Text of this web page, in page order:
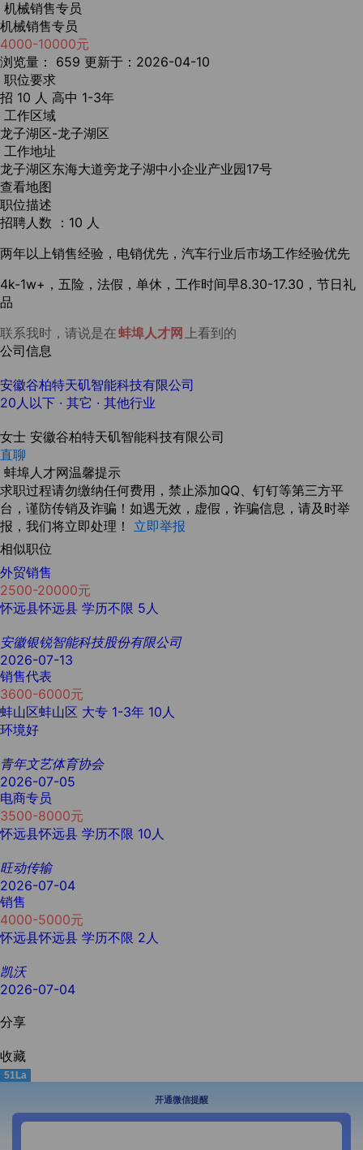
机械销售专员
机械销售专员
4000-10000元
浏览量： 659 更新于：2026-04-10
职位要求
招 10 人 高中 1-3年
工作区域
龙子湖区-龙子湖区
工作地址
龙子湖区东海大道旁龙子湖中小企业产业园17号
查看地图
职位描述
招聘人数 ：10 人
两年以上销售经验，电销优先，汽车行业后市场工作经验优先
4k-1w+，五险，法假，单休，工作时间早8.30-17.30，节日礼
品
联系我时，请说是在蚌埠人才网 上看到的
公司信息
安徽谷柏特天矶智能科技有限公司
20人以下 · 其它 · 其他行业
女士 安徽谷柏特天矶智能科技有限公司
直聊
蚌埠人才网温馨提示
求职过程请勿缴纳任何费用，禁止添加QQ、钉钉等第三方平
台，谨防传销及诈骗！如遇无效，虚假，诈骗信息，请及时举
报，我们将立即处理！ 立即举报
相似职位
外贸销售
2500-20000元
怀远县怀远县 学历不限 5人
安徽银锐智能科技股份有限公司
2026-07-13
销售代表
3600-6000元
蚌山区蚌山区 大专 1-3年 10人
环境好
青年文艺体育协会
2026-07-05
电商专员
3500-8000元
怀远县怀远县 学历不限 10人
旺动传输
2026-07-04
销售
4000-5000元
怀远县怀远县 学历不限 2人
凯沃
2026-07-04
分享
收藏
51La
开通微信提醒